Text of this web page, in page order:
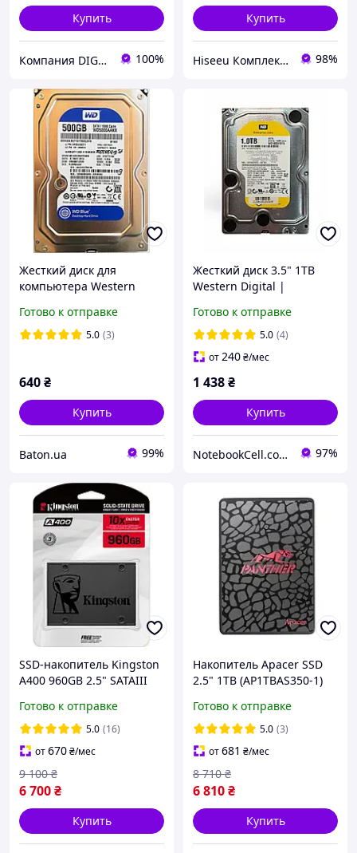
Купить
Компания DIGITALFURY - производитель игровых и профессиональных компьютеров класса премиум. 100%
Купить
Hiseeu Комплект Видеонаблюдения 98%
Жесткий диск для
компьютера Western
7200rpm 6Gb/s
(WD5000AAKX) SATAIII Б/У
Готово к отправке
5.0 (3)
640₴
Купить
Baton.ua 99%
Жесткий диск 3.5" 1TB
Western Digital |
мин | 64 MB | SATA II Б/У
Готово к отправке
5.0 (4)
от240₴/мес
1 438₴
Купить
NotebookCell.com.ua 97%
SSD-накопитель Kingston
A400 960GB 2.5" SATAIII
Готово к отправке
5.0 (16)
от670₴/мес
6 700₴
9 100 ₴
Купить
Накопитель Apacer SSD
2.5" 1TB (AP1TBAS350-1)
Готово к отправке
5.0 (3)
от681 ₴/мес
6 810₴
8 710 ₴
Купить